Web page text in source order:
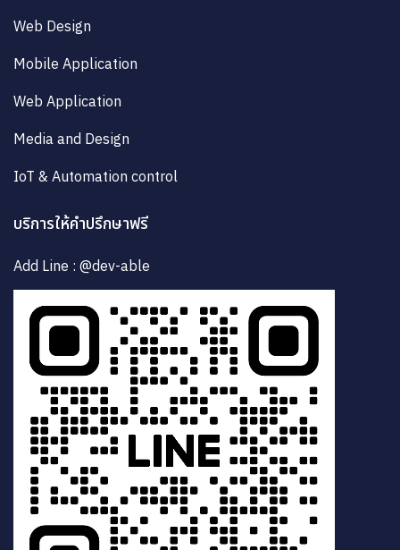
Web Design
Mobile Application
Web Application
Media and Design
IoT & Automation control
บริการให้คำปรึกษาฟรี
Add Line : @dev-able